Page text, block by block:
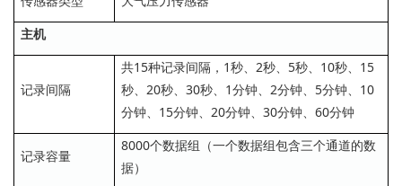
主机
记录间隔
共15种记录间隔，1秒、2秒、5秒、10秒、15
秒、20秒、30秒、1分钟、2分钟、5分钟、10
分钟、15分钟、20分钟、30分钟、60分钟
记录容量
8000个数据组（一个数据组包含三个通道的数
据）